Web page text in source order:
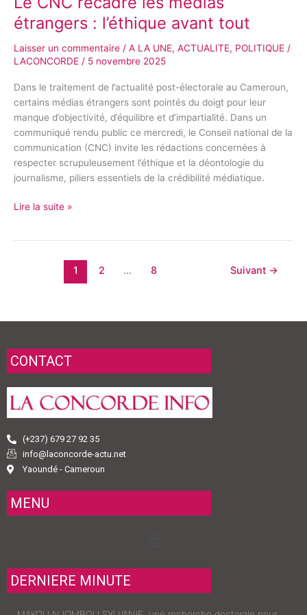
étrangers : l’éthique avant tout
Laisser un commentaire / A LA UNE, ACTUALITE, POLITIQUE /
LACONCORDE / 5 novembre 2025
Dans le traitement de l’actualité post-électorale au Cameroun,
certains médias étrangers sont pointés du doigt pour leur
manque d’objectivité, d’équilibre et d’impartialité. Dans un
communiqué rendu public ce mercredi, le Conseil national de la
communication (CNC) invite les rédactions concernées à
respecter scrupuleusement l’éthique et la déontologie du
journalisme, piliers essentiels de la crédibilité médiatique.
Lire la suite »
1 2 … 8 Suivant →
CONTACT
(+237) 679 27 92 35
info@laconcorde-actu.net
Yaoundé - Cameroun
MENU
DERNIERE MINUTE